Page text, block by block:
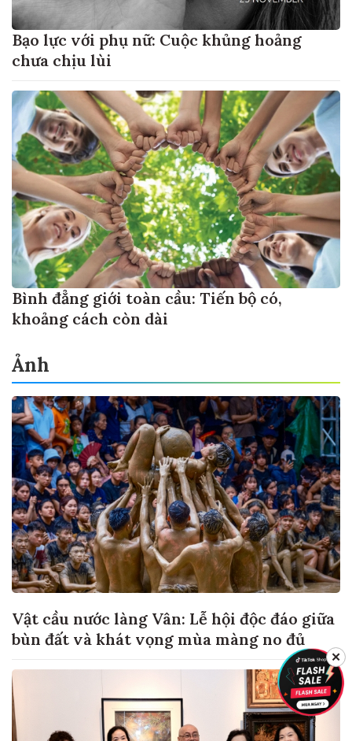
Bạo lực với phụ nữ: Cuộc khủng hoảng
chưa chịu lùi
Bình đẳng giới toàn cầu: Tiến bộ có,
khoảng cách còn dài
Ảnh
Vật cầu nước làng Vân: Lễ hội độc đáo giữa
bùn đất và khát vọng mùa màng no đủ
✕